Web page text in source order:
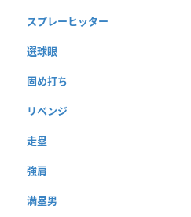
スプレーヒッター
選球眼
固め打ち
リベンジ
走塁
強肩
満塁男